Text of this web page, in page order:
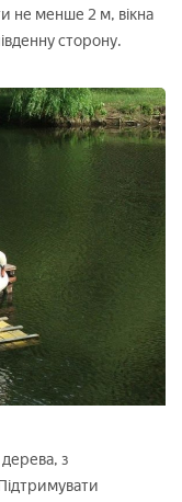
не менше 2 м, вікна
сторону.
з